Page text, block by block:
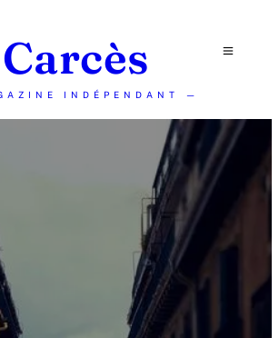
Carcès
INDÉPENDANT —